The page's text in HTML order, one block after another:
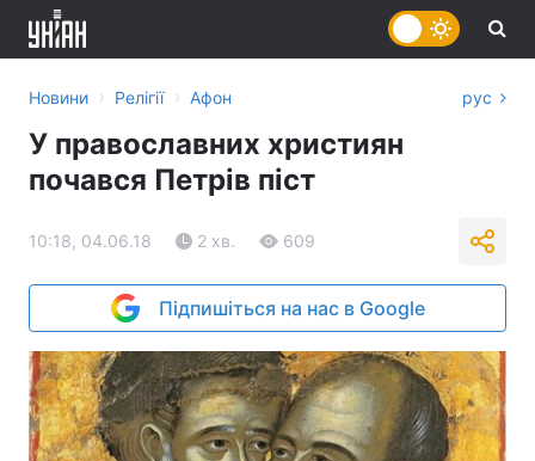
Новини › Релігії › Афон рус
У православних християн
почався Петрів піст
10:18, 04.06.18 2 хв. 609
Підпишіться на нас в Google